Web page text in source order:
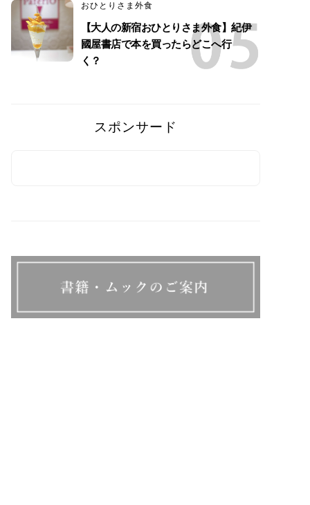
おひとりさま外食
【大人の新宿おひとりさま外食】紀伊
國屋書店で本を買ったらどこへ行
く？
スポンサード